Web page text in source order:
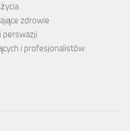
zdrowie
perswazji
i profesjonalistów